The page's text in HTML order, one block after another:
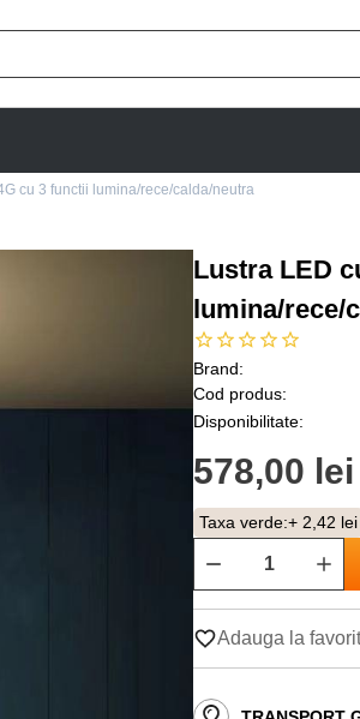
cu 3 functii lumina/rece/calda/neutra
Lustra LED
lumina/rece/
Brand:
Cod produs:
Disponibilitate:
578,00 lei
Taxa verde:+ 2,42 lei
Adauga la